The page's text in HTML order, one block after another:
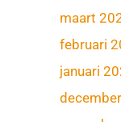
maart
februari
januari